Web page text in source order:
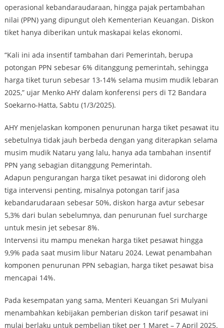
operasional kebandaraudaraan, hingga pajak pertambahan
nilai (PPN) yang dipungut oleh Kementerian Keuangan. Diskon
tiket hanya diberikan untuk maskapai kelas ekonomi.
“Kali ini ada insentif tambahan dari Pemerintah, berupa
potongan PPN sebesar 6% ditanggung pemerintah, sehingga
harga tiket turun sebesar 13-14% selama musim mudik lebaran
2025,” ujar Menko AHY dalam konferensi pers di T2 Bandara
Soekarno-Hatta, Sabtu (1/3/2025).
AHY menjelaskan komponen penurunan harga tiket pesawat itu
sebetulnya tidak jauh berbeda dengan yang diterapkan selama
musim mudik Nataru yang lalu, hanya ada tambahan insentif
PPN yang sebagian ditanggung Pemerintah.
Adapun pengurangan harga tiket pesawat ini didorong oleh
tiga intervensi penting, misalnya potongan tarif jasa
kebandarudaraan sebesar 50%, diskon harga avtur sebesar
5,3% dari bulan sebelumnya, dan penurunan fuel surcharge
untuk mesin jet sebesar 8%.
Intervensi itu mampu menekan harga tiket pesawat hingga
9,9% pada saat musim libur Nataru 2024. Lewat penambahan
komponen penurunan PPN sebagian, harga tiket pesawat bisa
mencapai 14%.
Pada kesempatan yang sama, Menteri Keuangan Sri Mulyani
menambahkan kebijakan pemberian diskon tarif pesawat ini
mulai berlaku untuk pembelian tiket per 1 Maret – 7 April 2025.